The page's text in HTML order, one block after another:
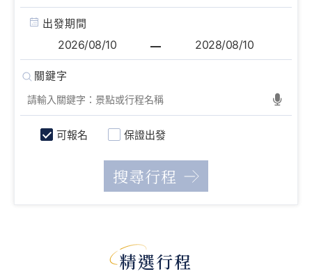
出發期間
可報名 保證出發
精選行程